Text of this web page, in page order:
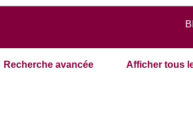
Recherche avancée Afficher tous